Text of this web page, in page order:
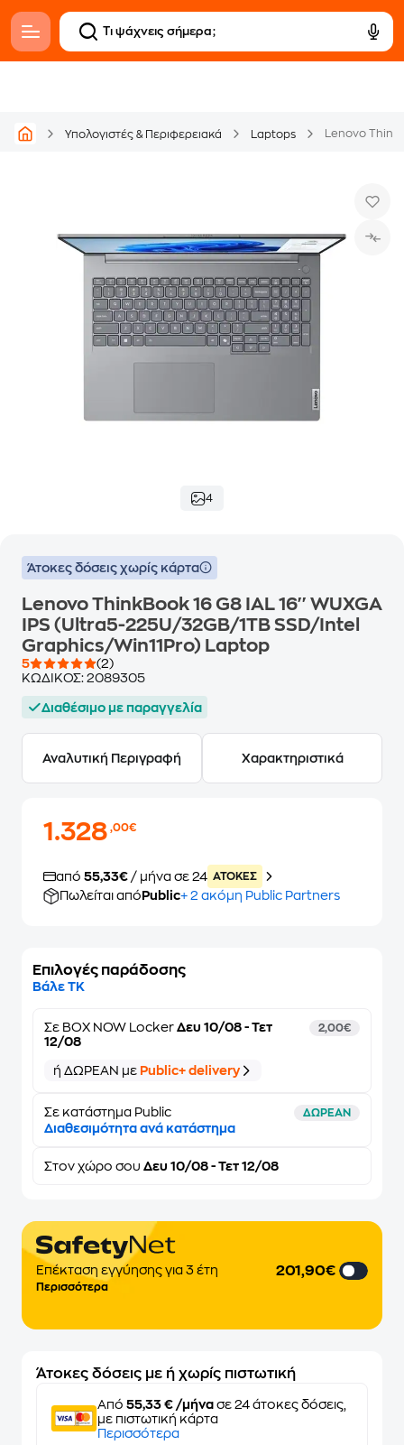
Υπολογιστές & Περιφερειακά Laptops
4
Άτοκες δόσεις χωρίς κάρτα
Lenovo ThinkBook 16 G8 IAL 16'' WUXGA
IPS (Ultra5-225U/32GB/1TB SSD/Intel
Graphics/Win11Pro) Laptop
5
(2)
ΚΩΔΙΚΟΣ: 2089305
Διαθέσιμο με παραγγελία
Αναλυτική Περιγραφή Χαρακτηριστικά
1.328,00€
από 55,33€ / μήνα σε 24 ATOKEΣ
Πωλείται από Public+ 2 ακόμη Public Partners
Επιλογές παράδοσης
Βάλε ΤΚ
Σε BOX NOW Locker Δευ 10/08 - Τετ
12/08
2,00€
ή ΔΩΡΕΑΝ με Public+ delivery
Σε κατάστημα Public ΔΩΡΕΑΝ
Διαθεσιμότητα ανά κατάστημα
Στον χώρο σου Δευ 10/08 - Τετ 12/08
Επέκταση εγγύησης για 3 έτη
Περισσότερα
201,90€
Άτοκες δόσεις με ή χωρίς πιστωτική
Από 55,33 € /μήνα σε 24 άτοκες δόσεις,
με πιστωτική κάρτα
Περισσότερα